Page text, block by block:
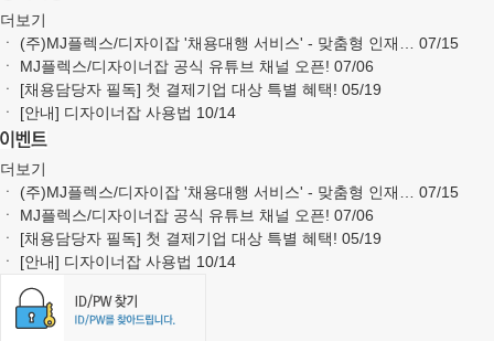
더보기
ㆍ
(주)MJ플렉스/디자이잡 '채용대행 서비스' - 맞춤형 인재…
07/15
ㆍ
MJ플렉스/디자이너잡 공식 유튜브 채널 오픈! 07/06
ㆍ
[채용담당자 필독] 첫 결제기업 대상 특별 혜택! 05/19
ㆍ
[안내] 디자이너잡 사용법 10/14
더보기
ㆍ
(주)MJ플렉스/디자이잡 '채용대행 서비스' - 맞춤형 인재…
07/15
ㆍ
MJ플렉스/디자이너잡 공식 유튜브 채널 오픈! 07/06
ㆍ
[채용담당자 필독] 첫 결제기업 대상 특별 혜택! 05/19
ㆍ
[안내] 디자이너잡 사용법 10/14